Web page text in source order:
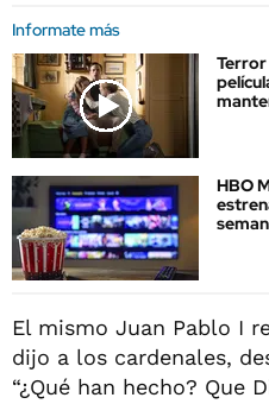
Informate más
HBO
El mismo Juan Pablo I
dijo a los cardenales,
“¿Qué han hecho? Que